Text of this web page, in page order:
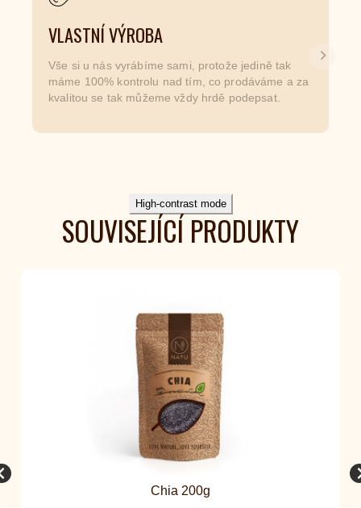
VLASTNÍ VÝROBA
Vše si u nás vyrábíme sami, protože jedině tak
máme 100% kontrolu nad tím, co prodáváme a za
kvalitou se tak můžeme vždy hrdě podepsat.
Další
High-contrast mode
SOUVISEJÍCÍ PRODUKTY
Chia 200g